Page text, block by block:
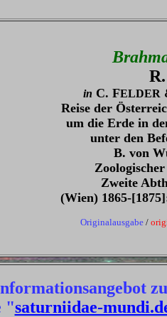
in C. FELDER
Reise der
um die Erde in
unter den
B. von
Zweite
(Wien) 1865-
Originalausgabe /
"saturniidae-